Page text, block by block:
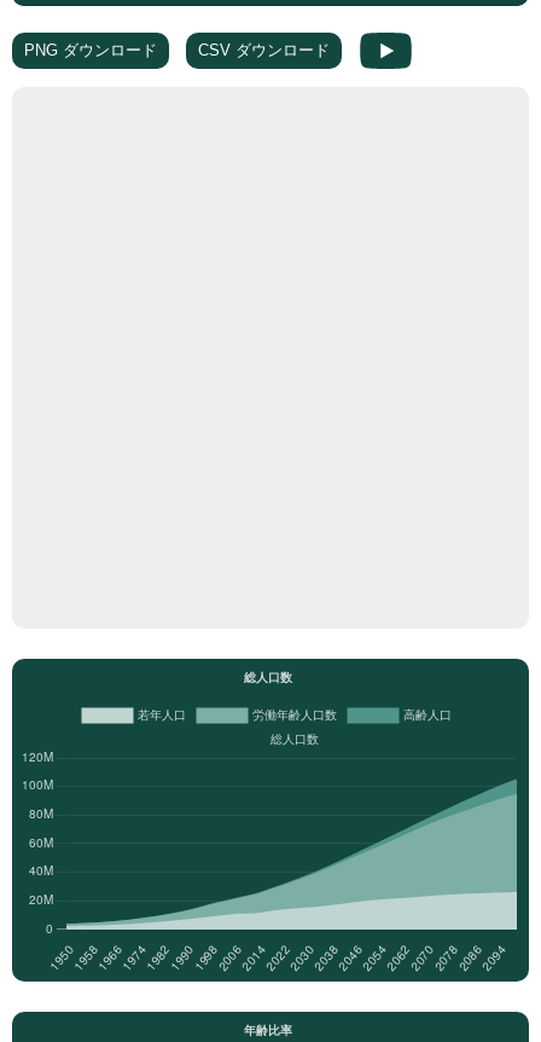
PNG ダウンロード CSV ダウンロード